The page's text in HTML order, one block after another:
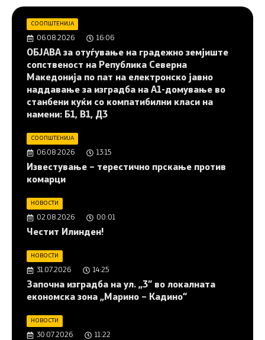
СООПШТЕНИЈА
06.08.2026 16:06
ОБЈАВА за отуѓување на градежно земјиште
сопственост на Република Северна
Македонија по пат на електронско јавно
наддавање за изградба на A1-домување во
станбени куќи со компатибилни класи на
намени: Б1, В1, Д3
СООПШТЕНИЈА
06.08.2026 13:15
Известување – терестично прскање против
комарци
НОВОСТИ
02.08.2026 00:01
Честит Илинден!
НОВОСТИ
31.07.2026 14:25
Започна изградба на ул. „3“ во локалната
економска зона „Марино – Кадино“
НОВОСТИ
30.07.2026 11:22